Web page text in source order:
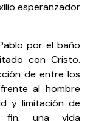
esperanzador
por el baño
con Cristo.
de entre los
al hombre
y limitación de
fin, una vida